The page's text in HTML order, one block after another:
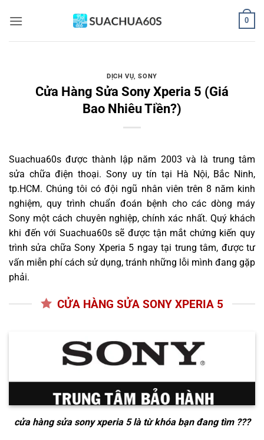
qua
0
DỊCH VỤ,SONY
Cửa Hàng Sửa Sony Xperia 5 (Giá
Bao Nhiêu Tiền?)
Suachua60s được thành lập năm 2003 và là trung tâm
sửa chữa điện thoại. Sony uy tín tại Hà Nội, Bắc Ninh,
tp.HCM. Chúng tôi có đội ngũ nhân viên trên 8 năm kinh
nghiệm, quy trình chuẩn đoán bệnh cho các dòng máy
Sony một cách chuyên nghiệp, chính xác nhất. Quý khách
khi đến với Suachua60s sẽ được tận mắt chứng kiến quy
trình sửa chữa Sony Xperia 5 ngay tại trung tâm, được tư
vấn miễn phí cách sử dụng, tránh những lỗi mình đang gặp
phải.
CỬA HÀNG SỬA SONY XPERIA 5
cửa hàng sửa sony xperia 5là từ khóa bạn đang tìm ???